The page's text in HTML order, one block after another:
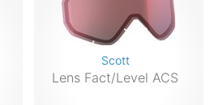
Scott
Lens Fact/Level ACS